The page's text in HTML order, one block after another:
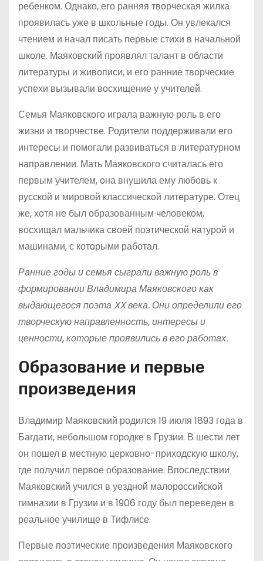
ребенком. Однако, его ранняя творческая жилка
проявилась уже в школьные годы. Он увлекался
чтением и начал писать первые стихи в начальной
школе. Маяковский проявлял талант в области
литературы и живописи, и его ранние творческие
успехи вызывали восхищение у учителей.
Семья Маяковского играла важную роль в его
жизни и творчестве. Родители поддерживали его
интересы и помогали развиваться в литературном
направлении. Мать Маяковского считалась его
первым учителем, она внушила ему любовь к
русской и мировой классической литературе. Отец
же, хотя не был образованным человеком,
восхищал мальчика своей поэтической натурой и
машинами, с которыми работал.
Ранние годы и семья сыграли важную роль в
формировании Владимира Маяковского как
выдающегося поэта XX века. Они определили его
творческую направленность, интересы и
ценности, которые проявились в его работах.
Образование и первые
произведения
Владимир Маяковский родился 19 июля 1893 года в
Багдати, небольшом городке в Грузии. В шести лет
он пошел в местную церковно-приходскую школу,
где получил первое образование. Впоследствии
Маяковский учился в уездной малороссийской
гимназии в Грузии и в 1906 году был переведен в
реальное училище в Тифлисе.
Первые поэтические произведения Маяковского